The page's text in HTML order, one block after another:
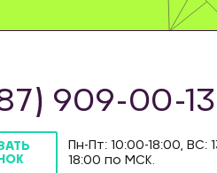
909-00-13
Пн-Пт: 10:00-18:00, ВС:
18:00 по МСК.